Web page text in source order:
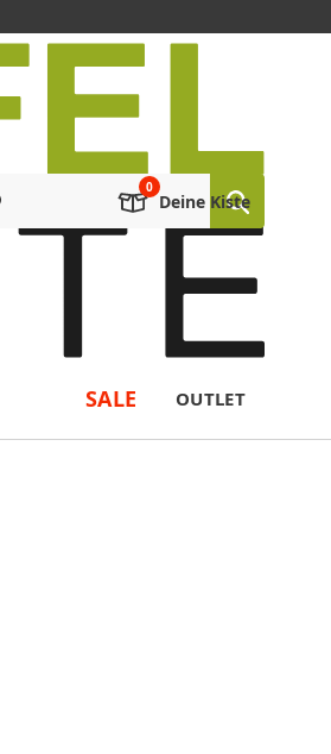
Deine Kiste
SALE OUTLET